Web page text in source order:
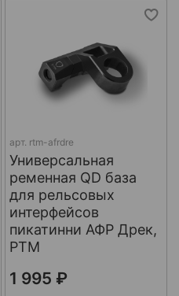
арт. rtm-afrdre
Универсальная
ременная QD база
для рельсовых
интерфейсов
пикатинни АФР Дрек,
РТМ
1 995 ₽